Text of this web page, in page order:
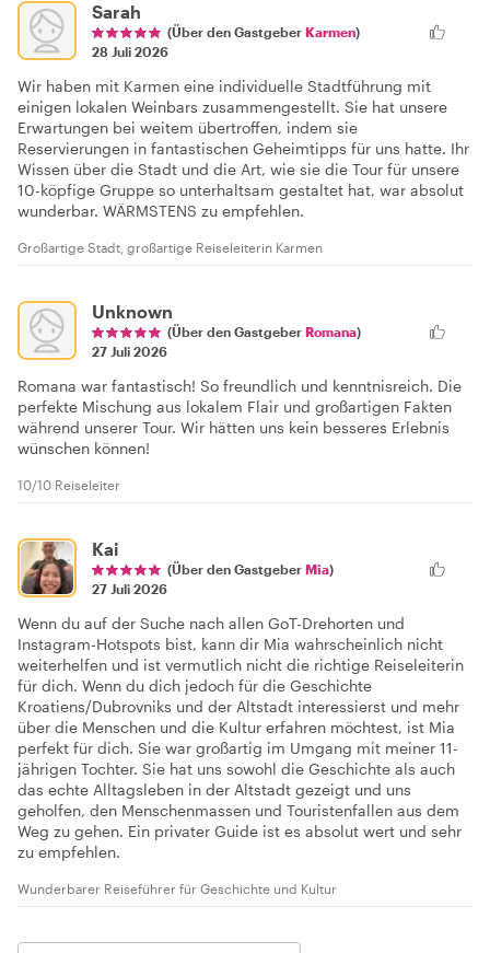
Sarah
(Über den Gastgeber Karmen)
28 Juli 2026
Wir haben mit Karmen eine individuelle Stadtführung mit
einigen lokalen Weinbars zusammengestellt. Sie hat unsere
Erwartungen bei weitem übertroffen, indem sie
Reservierungen in fantastischen Geheimtipps für uns hatte. Ihr
Wissen über die Stadt und die Art, wie sie die Tour für unsere
10-köpfige Gruppe so unterhaltsam gestaltet hat, war absolut
wunderbar. WÄRMSTENS zu empfehlen.
Großartige Stadt, großartige Reiseleiterin Karmen
Unknown
(Über den Gastgeber Romana)
27 Juli 2026
Romana war fantastisch! So freundlich und kenntnisreich. Die
perfekte Mischung aus lokalem Flair und großartigen Fakten
während unserer Tour. Wir hätten uns kein besseres Erlebnis
wünschen können!
10/10 Reiseleiter
Kai
(Über den Gastgeber Mia)
27 Juli 2026
Wenn du auf der Suche nach allen GoT-Drehorten und
Instagram-Hotspots bist, kann dir Mia wahrscheinlich nicht
weiterhelfen und ist vermutlich nicht die richtige Reiseleiterin
für dich. Wenn du dich jedoch für die Geschichte
Kroatiens/Dubrovniks und der Altstadt interessierst und mehr
über die Menschen und die Kultur erfahren möchtest, ist Mia
perfekt für dich. Sie war großartig im Umgang mit meiner 11-
jährigen Tochter. Sie hat uns sowohl die Geschichte als auch
das echte Alltagsleben in der Altstadt gezeigt und uns
geholfen, den Menschenmassen und Touristenfallen aus dem
Weg zu gehen. Ein privater Guide ist es absolut wert und sehr
zu empfehlen.
Wunderbarer Reiseführer für Geschichte und Kultur